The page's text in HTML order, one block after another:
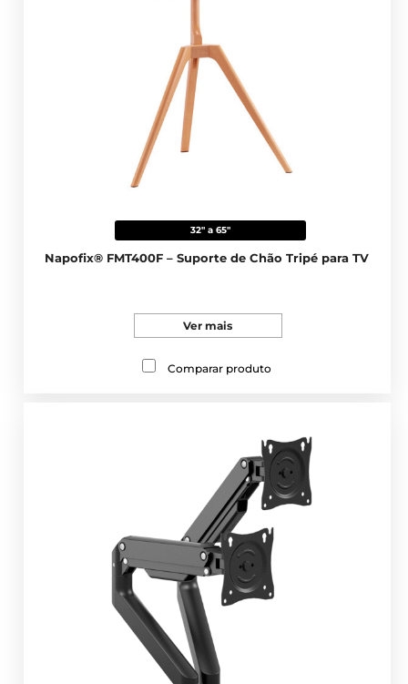
32" a 65"
Napofix® FMT400F – Suporte de Chão Tripé para TV
Ver mais
Comparar produto